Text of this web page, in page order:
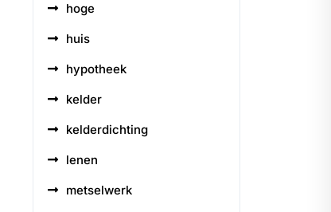
hoge
huis
hypotheek
kelder
kelderdichting
lenen
metselwerk